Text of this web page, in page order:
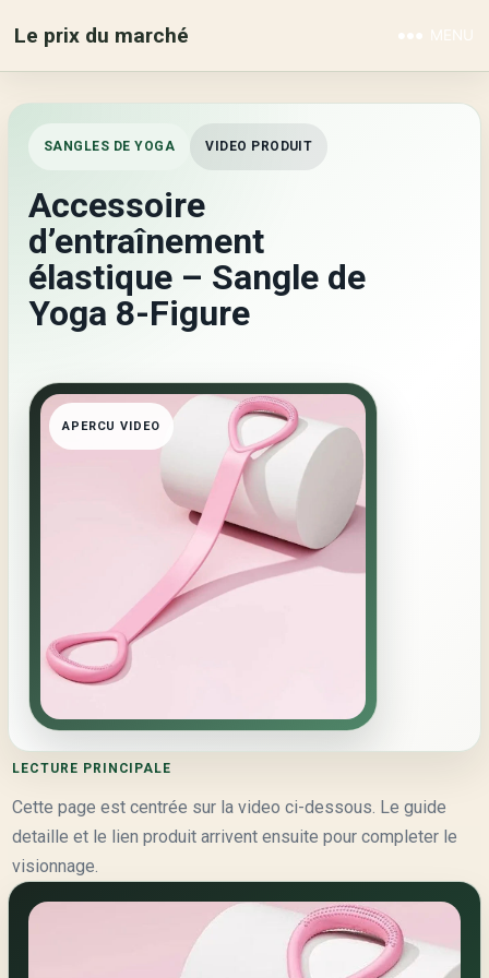
Le prix du marché MENU
SANGLES DE YOGA VIDEO PRODUIT
Accessoire
d’entraînement
élastique – Sangle de
Yoga 8-Figure
APERCU VIDEO
LECTURE PRINCIPALE
Cette page est centrée sur la video ci-dessous. Le guide
detaille et le lien produit arrivent ensuite pour completer le
visionnage.